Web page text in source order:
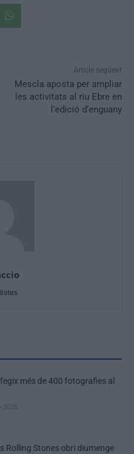
Article següent
Mescla aposta per ampliar
les activitats al riu Ebre en
l’edició d’enguany
més de 400 fotografies al
2026
Rolling Stones obri diumenge